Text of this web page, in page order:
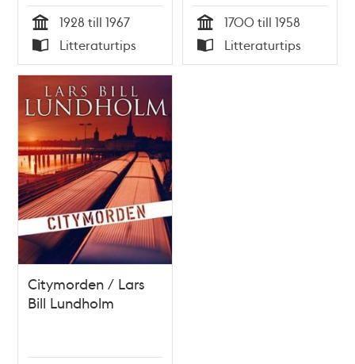
Tid
1928 till 1967
Typ
Litteraturtips Tid
1700 till 1958
Typ
Litteraturtips
Citymorden / Lars
Bill Lundholm